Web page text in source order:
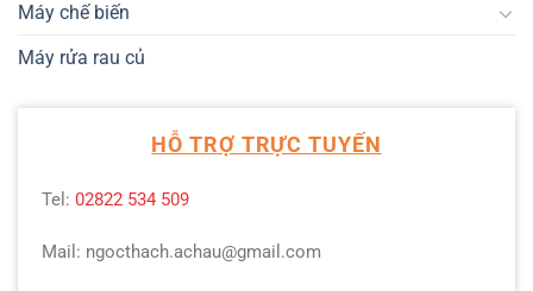
Máy chế biến
Máy rửa rau củ
HỖ TRỢ TRỰC TUYẾN
Tel: 02822 534 509
Mail: ngocthach.achau@gmail.com